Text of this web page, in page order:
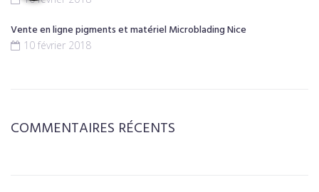
Vente en ligne pigments et matériel Microblading Nice
10 février 2018
COMMENTAIRES RÉCENTS